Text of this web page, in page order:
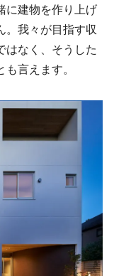
に建物を作り上げ
。我々が目指す収
はなく、そうした
言えます。